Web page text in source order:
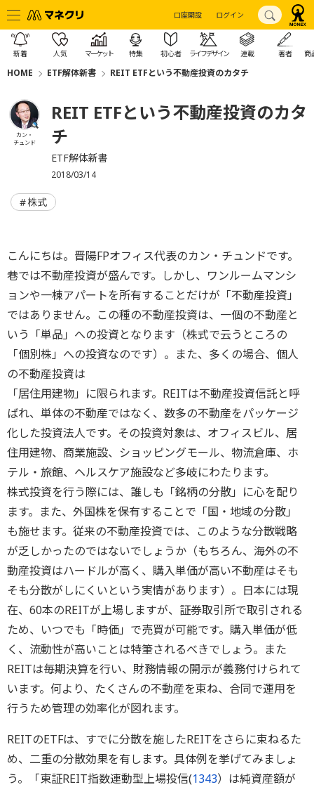
口座開設 ログイン
新着 人気 マーケット 特集 初心者 ライフデザイン 連載 著者 商
HOME ETF解体新書 REIT ETFという不動産投資のカタチ
カン・
チュンド
REIT ETFという不動産投資のカタ
チ
ETF解体新書
2018/03/14
株式
こんにちは。晋陽FPオフィス代表のカン・チュンドです。
巷では不動産投資が盛んです。しかし、ワンルームマンシ
ョンや一棟アパートを所有することだけが「不動産投資」
ではありません。この種の不動産投資は、一個の不動産と
いう「単品」への投資となります（株式で云うところの
「個別株」への投資なのです）。また、多くの場合、個人
の不動産投資は
「居住用建物」に限られます。REITは不動産投資信託と呼
ばれ、単体の不動産ではなく、数多の不動産をパッケージ
化した投資法人です。その投資対象は、オフィスビル、居
住用建物、商業施設、ショッピングモール、物流倉庫、ホ
テル・旅館、ヘルスケア施設など多岐にわたります。
株式投資を行う際には、誰しも「銘柄の分散」に心を配り
ます。また、外国株を保有することで「国・地域の分散」
も施せます。従来の不動産投資では、このような分散戦略
が乏しかったのではないでしょうか（もちろん、海外の不
動産投資はハードルが高く、購入単価が高い不動産はそも
そも分散がしにくいという実情があります）。日本には現
在、60本のREITが上場しますが、証券取引所で取引される
ため、いつでも「時価」で売買が可能です。購入単価が低
く、流動性が高いことは特筆されるべきでしょう。また
REITは毎期決算を行い、財務情報の開示が義務付けられて
います。何より、たくさんの不動産を束ね、合同で運用を
行うため管理の効率化が図れます。
REITのETFは、すでに分散を施したREITをさらに束ねるた
め、二重の分散効果を有します。具体例を挙げてみましょ
う。「東証REIT指数連動型上場投信(1343）は純資産額が